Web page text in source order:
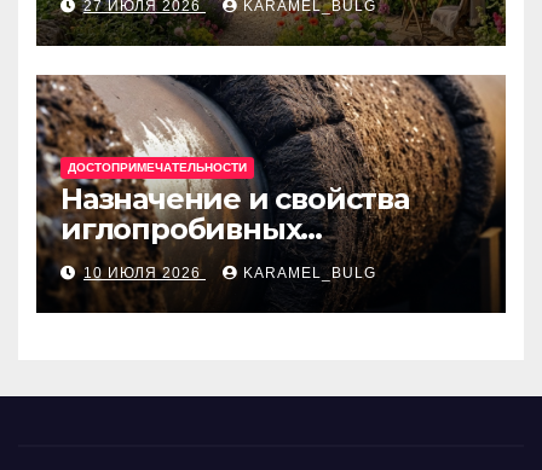
27 ИЮЛЯ 2026 KARAMEL_BULG
ДОСТОПРИМЕЧАТЕЛЬНОСТИ
Назначение и свойства
иглопробивных
базальтовых огнеупорных
матов
10 ИЮЛЯ 2026 KARAMEL_BULG